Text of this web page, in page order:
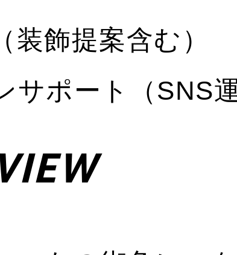
装飾提案含む）
サポート（SNS